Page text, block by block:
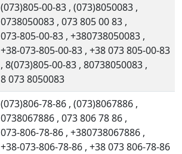
(073)805-00-83 , (073)8050083 ,
0738050083 , 073 805 00 83 ,
073-805-00-83 , +380738050083 ,
+38-073-805-00-83 , +38 073 805-00-83
, 8(073)805-00-83 , 80738050083 ,
8 073 8050083
(073)806-78-86 , (073)8067886 ,
0738067886 , 073 806 78 86 ,
073-806-78-86 , +380738067886 ,
+38-073-806-78-86 , +38 073 806-78-86